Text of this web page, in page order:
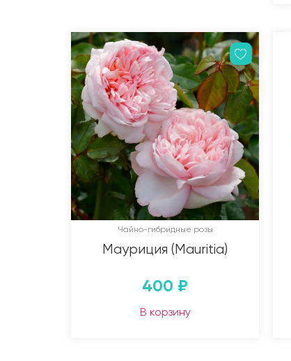
Чайно-гибридные розы
Мауриция (Mauritia)
400 ₽
В корзину